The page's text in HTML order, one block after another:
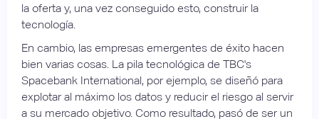
la oferta y, una vez conseguido esto, construir la
tecnología.
En cambio, las empresas emergentes de éxito hacen
bien varias cosas. La pila tecnológica de TBC's
Spacebank International, por ejemplo, se diseñó para
explotar al máximo los datos y reducir el riesgo al servir
a su mercado objetivo. Como resultado, pasó de ser un